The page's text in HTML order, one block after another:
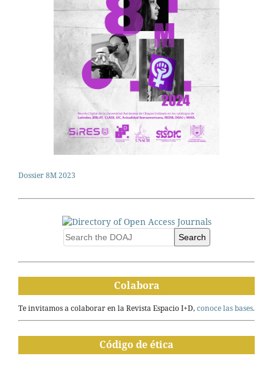
Dossier 8M 2023
Search
Colabora
Te invitamos a colaborar en la Revista Espacio I+D,conoce las bases.
Código de ética